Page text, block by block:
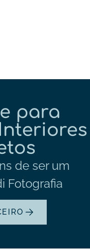
para
de ser um
Fotografia